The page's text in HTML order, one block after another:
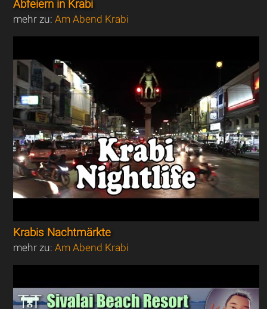
Abfeiern in Krabi
mehr zu:Am Abend Krabi
Krabis Nachtmärkte
mehr zu:Am Abend Krabi